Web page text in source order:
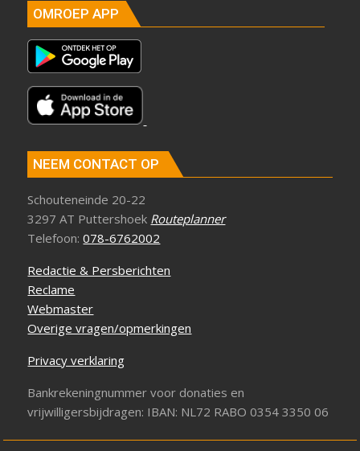
OMROEP APP
NEEM CONTACT OP
Schouteneinde 20-22
3297 AT Puttershoek Routeplanner
Telefoon:078-6762002
Redactie & Persberichten
Reclame
Webmaster
Overige vragen/opmerkingen
Privacy verklaring
Bankrekeningnummer voor donaties en
vrijwilligersbijdragen: IBAN: NL72 RABO 0354 3350 06